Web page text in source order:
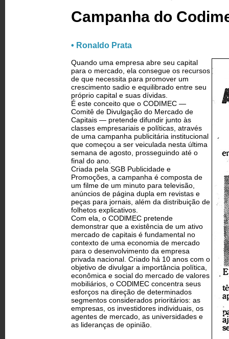
Campanha do
• Ronaldo Prata
Quando uma empresa abre seu capital
para o mercado, ela consegue os recursos
de que necessita para promover um
crescimento sadio e equilibrado entre seu
próprio capital e suas dívidas.
É este conceito que o CODIMEC —
Comitê de Divulgação do Mercado de
Capitais — pretende difundir junto às
classes empresariais e políticas, através
de uma campanha publicitária institucional
que começou a ser veiculada nesta última
semana de agosto, prosseguindo até o
final do ano.
Criada pela SGB Publicidade e
Promoções, a campanha é composta de
um filme de um minuto para televisão,
anúncios de página dupla em revistas e
peças para jornais, além da distribuição de
folhetos explicativos.
Com ela, o CODlMEC pretende
demonstrar que a existência de um ativo
mercado de capitais é fundamental no
contexto de uma economia de mercado
para o desenvolvimento da empresa
privada nacional. Criado há 10 anos com o
objetivo de divulgar a importância política,
econômica e social do mercado de valores
mobiliários, o CODlMEC concentra seus
esforços na direção de determinados
segmentos considerados prioritários: as
empresas, os investidores individuais, os
agentes de mercado, as universidades e
as lideranças de opinião.